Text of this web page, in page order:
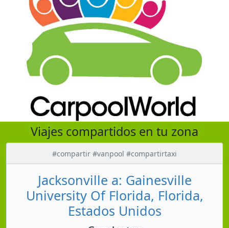
Viajes compartidos en tu zona
#compartir #vanpool #compartirtaxi
Jacksonville a: Gainesville
University Of Florida, Florida,
Estados Unidos